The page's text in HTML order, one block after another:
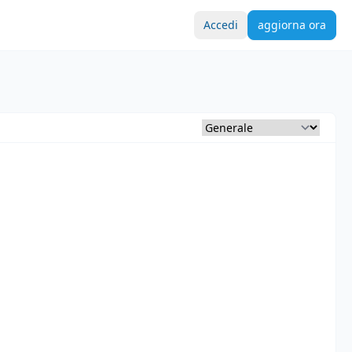
Accedi aggiorna ora